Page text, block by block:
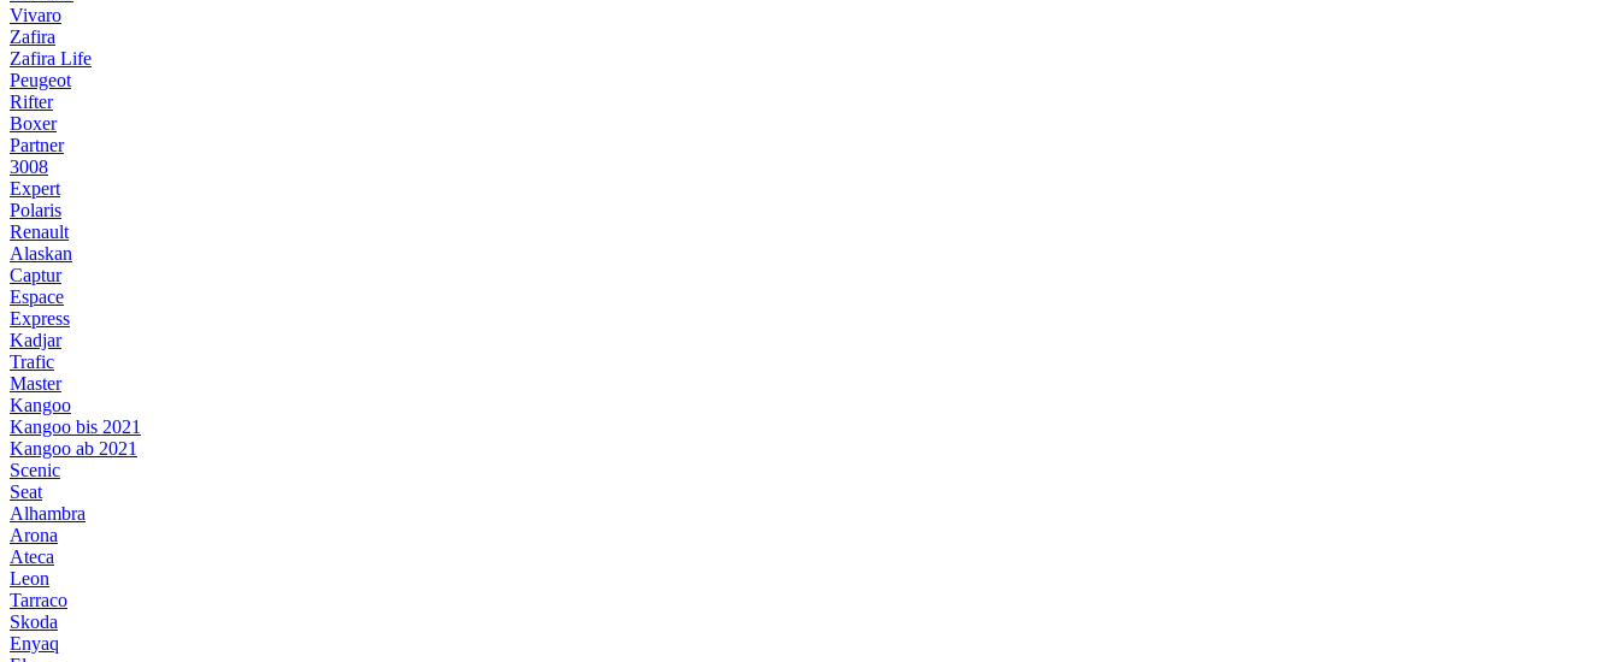
Vivaro
Zafira
Zafira Life
Peugeot
Rifter
Boxer
Partner
3008
Expert
Polaris
Renault
Alaskan
Captur
Espace
Express
Kadjar
Trafic
Master
Kangoo
Kangoo bis 2021
Kangoo ab 2021
Scenic
Seat
Alhambra
Arona
Ateca
Leon
Tarraco
Skoda
Enyaq